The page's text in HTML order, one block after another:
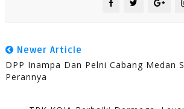
Newer Article
DPP Inampa Dan Pelni Cabang Medan
Perannya